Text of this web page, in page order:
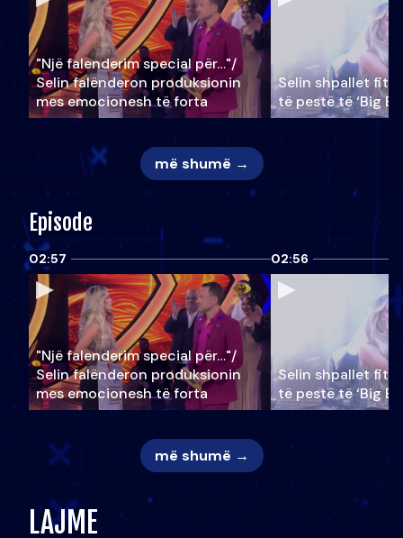
"Një falenderim special për…"/
Selin falënderon produksionin
mes emocionesh të forta
Selin shpallet
të pestë të ‘Big
më shumë →
Episode
02:57
"Një falenderim special për…"/
Selin falënderon produksionin
mes emocionesh të forta
02:56
Selin shpallet
të pestë të ‘Big
më shumë →
LAJME